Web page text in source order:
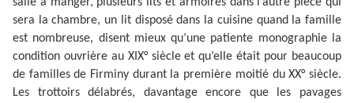
sera la chambre, un lit disposé dans la cuisine quand la famille
est nombreuse, disent mieux qu’une patiente monographie la
condition ouvrière au XIX° siècle et qu’elle était pour beaucoup
de familles de Firminy durant la première moitié du XX° siècle.
Les trottoirs délabrés, davantage encore que les pavages